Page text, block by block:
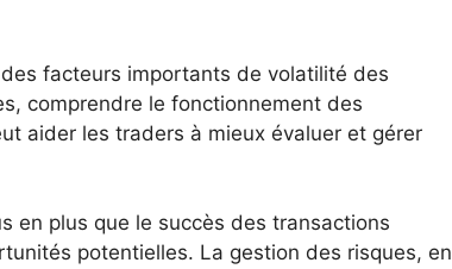
facteurs importants de volatilité des
comprendre le fonctionnement des
aider les traders à mieux évaluer et gérer
en plus que le succès des transactions
potentielles. La gestion des risques, en